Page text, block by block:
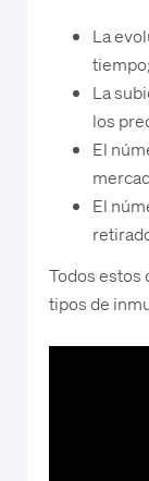
La
tiempo;
La
los
El
El
Todos estos
tipos de